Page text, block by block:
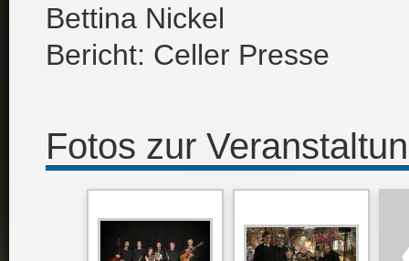
Bettina Nickel
Bericht: Celler Presse
Fotos zur